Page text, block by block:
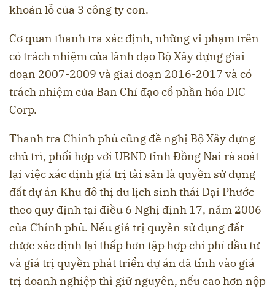
khoản lỗ của 3 công ty con.
Cơ quan thanh tra xác định, những vi phạm trên
có trách nhiệm của lãnh đạo Bộ Xây dựng giai
đoạn 2007-2009 và giai đoạn 2016-2017 và có
trách nhiệm của Ban Chỉ đạo cổ phần hóa DIC
Corp.
Thanh tra Chính phủ cũng đề nghị Bộ Xây dựng
chủ trì, phối hợp với UBND tỉnh Đồng Nai rà soát
lại việc xác định giá trị tài sản là quyền sử dụng
đất dự án Khu đô thị du lịch sinh thái Đại Phước
theo quy định tại điều 6 Nghị định 17, năm 2006
của Chính phủ. Nếu giá trị quyền sử dụng đất
được xác định lại thấp hơn tập hợp chi phí đầu tư
và giá trị quyền phát triển dự án đã tính vào giá
trị doanh nghiệp thì giữ nguyên, nếu cao hơn nộp